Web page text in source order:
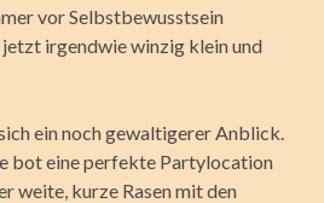
vor Selbstbewusstsein
irgendwie winzig klein und
ein noch gewaltigerer Anblick.
bot eine perfekte Partylocation
weite, kurze Rasen mit den